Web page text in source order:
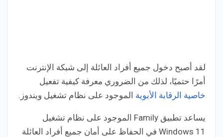
لقد أصبح دخول جميع أفراد العائلة إلى شبكة الإنترنت
أمرًا حتميًا، لذلك من الضروري معرفة كيفية تفعيل
خاصية الرقابة الأبوية الموجود على نظام تشغيل ويندوز.
يساعد تطبيق Family الموجود على نظام تشغيل
Windows 11 في الحفاظ على أمان جميع أفراد العائلة